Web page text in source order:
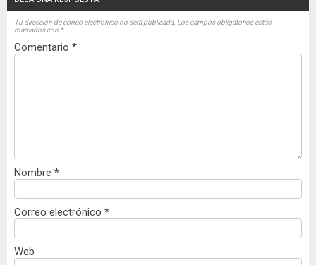
Tu dirección de correo electrónico no será publicada. Los campos obligatorios están
marcados con *
Comentario *
Nombre *
Correo electrónico *
Web